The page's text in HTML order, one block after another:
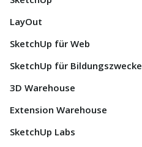
LayOut
SketchUp für Web
SketchUp für Bildungszwecke
3D Warehouse
Extension Warehouse
SketchUp Labs